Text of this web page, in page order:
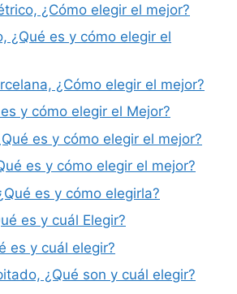
¿Cómo elegir el mejor?
¿Qué es y cómo elegir el
¿Cómo elegir el mejor?
y cómo elegir el Mejor?
es y cómo elegir el mejor?
es y cómo elegir el mejor?
es y cómo elegirla?
es y cuál Elegir?
es y cuál elegir?
¿Qué son y cuál elegir?